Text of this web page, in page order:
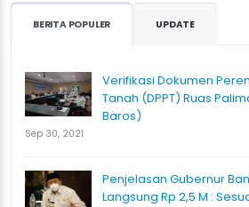
BERITA POPULER UPDATE
Verifikasi Dokumen
Tanah (DPPT) Ruas
Baros)
Sep 30, 2021
Penjelasan Gubernur
Langsung Rp 2,5 M :